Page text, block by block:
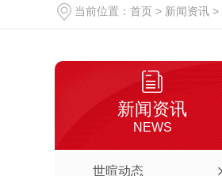
当前位置： 首页 > 新闻资讯 >
新闻资讯
NEWS
世暄动态